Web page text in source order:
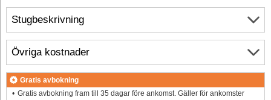
Stugbeskrivning
Övriga kostnader
Gratis avbokning
Gratis avbokning fram till 35 dagar före ankomst. Gäller för ankomster